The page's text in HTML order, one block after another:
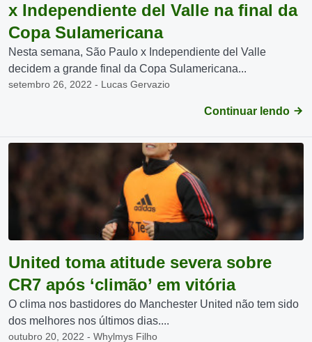
x Independiente del Valle na final da
Copa Sulamericana
Nesta semana, São Paulo x Independiente del Valle
decidem a grande final da Copa Sulamericana...
setembro 26, 2022 - Lucas Gervazio
Continuar lendo
United toma atitude severa sobre
CR7 após ‘climão’ em vitória
O clima nos bastidores do Manchester United não tem sido
dos melhores nos últimos dias....
outubro 20, 2022 - Whylmys Filho